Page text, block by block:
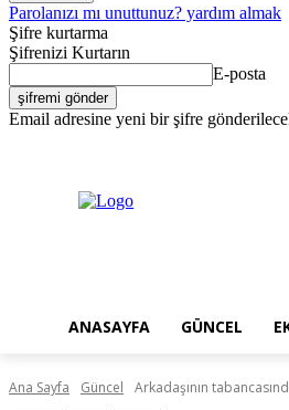
Parolanızı mı unuttunuz? yardım almak
Şifre kurtarma
Şifrenizi Kurtarın
E-posta
Email adresine yeni bir şifre
ANASAYFA GÜNCEL
Ana Sayfa Güncel Arkadaşının